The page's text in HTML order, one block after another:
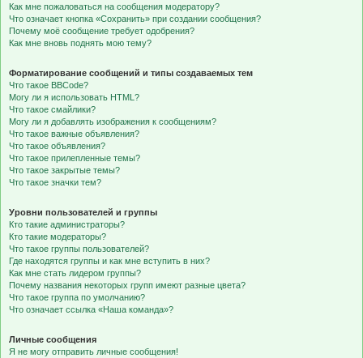
Как мне пожаловаться на сообщения модератору?
Что означает кнопка «Сохранить» при создании сообщения?
Почему моё сообщение требует одобрения?
Как мне вновь поднять мою тему?
Форматирование сообщений и типы создаваемых тем
Что такое BBCode?
Могу ли я использовать HTML?
Что такое смайлики?
Могу ли я добавлять изображения к сообщениям?
Что такое важные объявления?
Что такое объявления?
Что такое прилепленные темы?
Что такое закрытые темы?
Что такое значки тем?
Уровни пользователей и группы
Кто такие администраторы?
Кто такие модераторы?
Что такое группы пользователей?
Где находятся группы и как мне вступить в них?
Как мне стать лидером группы?
Почему названия некоторых групп имеют разные цвета?
Что такое группа по умолчанию?
Что означает ссылка «Наша команда»?
Личные сообщения
Я не могу отправить личные сообщения!